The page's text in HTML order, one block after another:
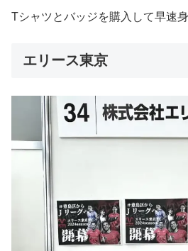
Tシャツとバッジを購入して早速
エリース東京